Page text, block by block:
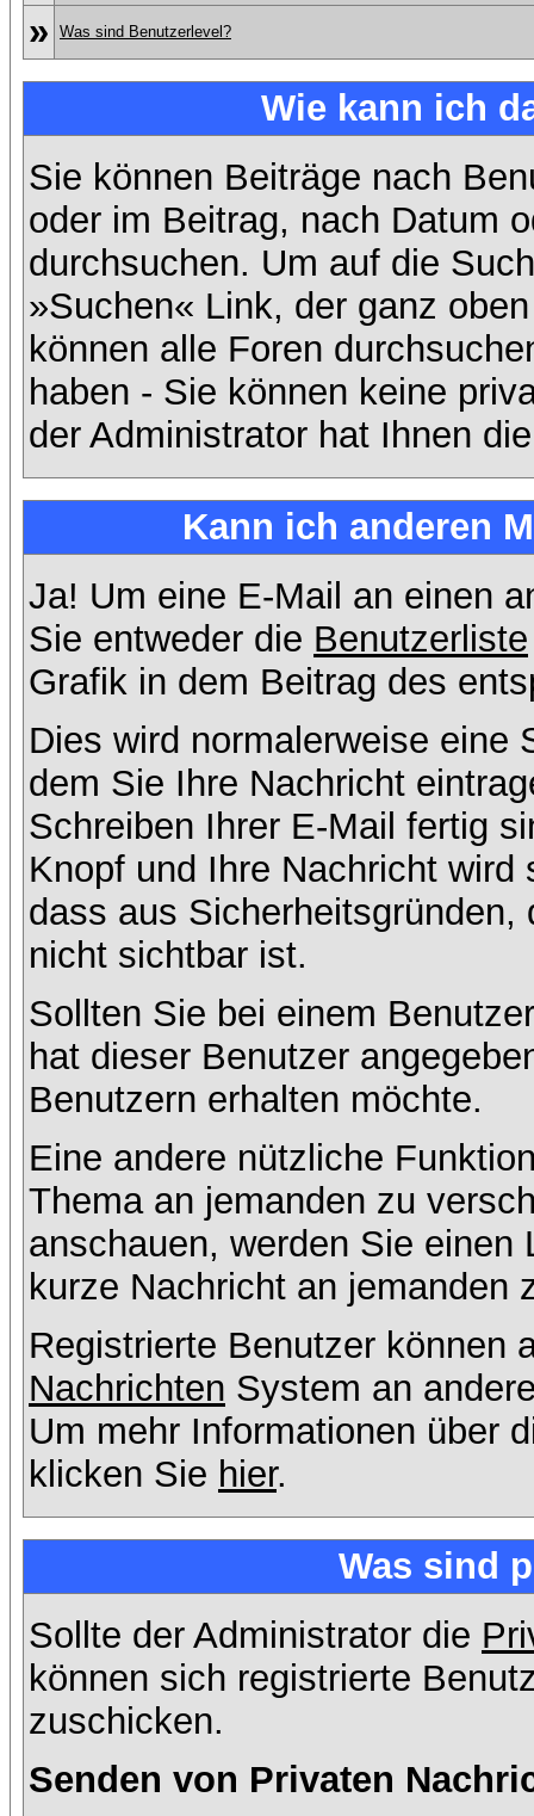
» Was sind Benutzerlevel?
Wie kann ich
Sie können Beiträge nach
oder im Beitrag, nach Datum
durchsuchen. Um auf die
»Suchen« Link, der ganz
können alle Foren
haben - Sie können keine
der Administrator hat Ihnen
Kann ich anderen
Ja! Um eine E-Mail an einen
Sie entweder die Benutzerliste
Grafik in dem Beitrag des
Dies wird normalerweise eine
dem Sie Ihre Nachricht
Schreiben Ihrer E-Mail fertig
Knopf und Ihre Nachricht
dass aus
nicht sichtbar ist.
Sollten Sie bei einem
hat dieser Benutzer
Benutzern erhalten möchte.
Eine andere nützliche
Thema an jemanden zu
anschauen, werden Sie
kurze Nachricht an jemanden
Registrierte Benutzer können
Nachrichten System an
Um mehr Informationen über
klicken Sie hier.
Was sind
Sollte der Administrator die
können sich registrierte
zuschicken.
Senden von Privaten